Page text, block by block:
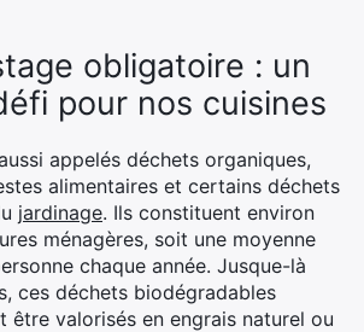
obligatoire : un
pour nos cuisines
appelés déchets organiques,
alimentaires et certains déchets
jardinage. Ils constituent environ
ménagères, soit une moyenne
chaque année. Jusque-là
ces déchets biodégradables
être valorisés en engrais naturel ou